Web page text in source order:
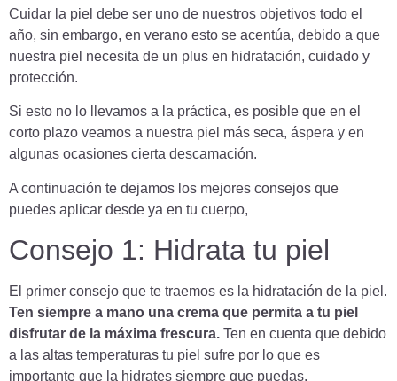
Cuidar la piel debe ser uno de nuestros objetivos todo el
año, sin embargo, en verano esto se acentúa, debido a que
nuestra piel necesita de un plus en hidratación, cuidado y
protección.
Si esto no lo llevamos a la práctica, es posible que en el
corto plazo veamos a nuestra piel más seca, áspera y en
algunas ocasiones cierta descamación.
A continuación te dejamos los mejores consejos que
puedes aplicar desde ya en tu cuerpo,
Consejo 1: Hidrata tu piel
El primer consejo que te traemos es la hidratación de la piel.
Ten siempre a mano una crema que permita a tu piel
disfrutar de la máxima frescura. Ten en cuenta que debido
a las altas temperaturas tu piel sufre por lo que es
importante que la hidrates siempre que puedas.